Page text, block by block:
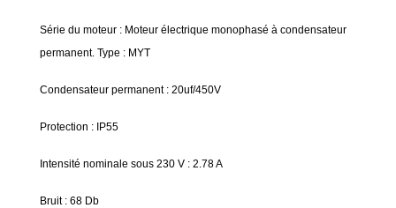
Série du moteur : Moteur électrique monophasé à condensateur
permanent. Type : MYT
Condensateur permanent : 20uf/450V
Protection : IP55
Intensité nominale sous 230 V : 2.78 A
Bruit : 68 Db